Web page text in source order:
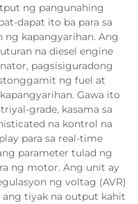
ng pangunahing
dapat ito ba para sa
ng kapangyarihan. Ang
na diesel engine
pagsisiguradong
ng fuel at
Gawa ito
grade, kasama sa
na kontrol na
para sa real-time
parameter tulad ng
ng motor. Ang unit ay
ng voltag (AVR)
tiyak na output kahit